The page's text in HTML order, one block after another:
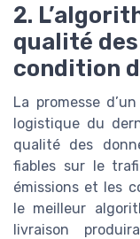
2.
qualité
condition
La promesse
logistique du
qualité des
fiables sur le
émissions et les
le meilleur
livraison